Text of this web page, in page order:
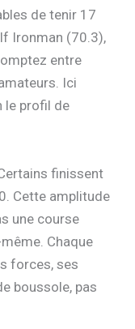
de tenir 17
Ironman (70.3),
entre
Ici
le profil de
finissent
Cette amplitude
une course
Chaque
forces, ses
boussole, pas